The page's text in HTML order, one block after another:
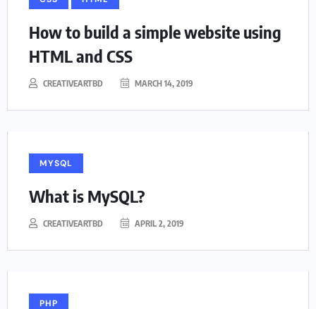
How to build a simple website using
HTML and CSS
CREATIVEARTBD MARCH 14, 2019
MYSQL
What is MySQL?
CREATIVEARTBD APRIL 2, 2019
PHP